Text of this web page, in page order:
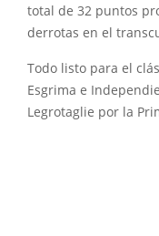
total de 32 puntos
derrotas en el
Todo listo para el
Esgrima e
Legrotaglie por la